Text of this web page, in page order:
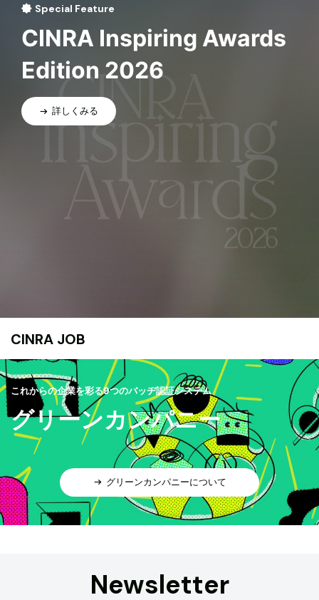
Special Feature
CINRA Inspiring Awards
Edition 2026
詳しくみる
CINRA JOB
これからの企業を彩る9つのバッヂ認証システム
グリーンカンパニー
グリーンカンパニーについて
Newsletter